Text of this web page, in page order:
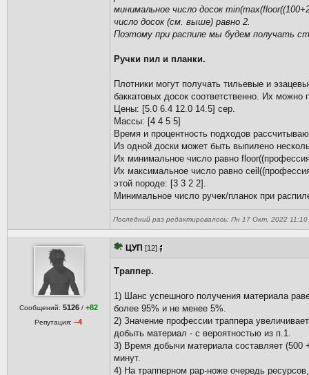
минимальное число досок
число досок (см. выше) равно 2.
Поэтому при распиле мы будем получать
Ручки пил и планки.
Плотники могут получать тильевые и
баккатовых досок соответственно. Их можно
Цены: [5.0 6.4 12.0 14.5] сер.
Массы: [4 4 5 5]
Время и процентность подходов
Из одной доски может быть выпилено
Их минимальное число равно
Их максимальное число равно
этой породе: [3 3 2 2].
Минимальное число ручек/планок при
Последний раз редактировалось: Пн 17 Окт, 2022 11:10
Сообщений: 5126 / +82
Репутация:−4
ЦУП [12]
Траппер.
1) Шанс успешного получения материала
более 95% и не менее 5%.
2) Значение профессии траппера
добыть материал - с вероятностью из п.1.
3) Время добычи материала составляет (500
минут.
4) На трапперном рар-ноже очередь